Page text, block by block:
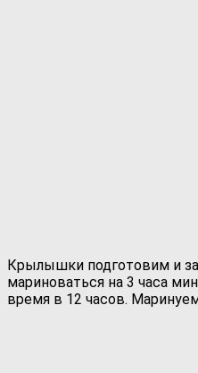
Крылышки подготовим и
мариноваться на 3 часа
время в 12 часов.